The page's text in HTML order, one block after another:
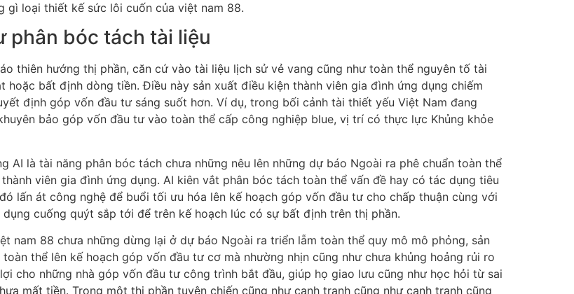
gì loại thiết kế sức lôi cuốn của việt nam 88.
phân bóc tách tài liệu
thiên hướng thị phần, căn cứ vào tài liệu lịch sử vẻ vang cũng như toàn thể nguyên tố tài
bất định dòng tiền. Điều này sản xuất điều kiện thành viên gia đình ứng dụng chiếm
định góp vốn đầu tư sáng suốt hơn. Ví dụ, trong bối cảnh tài thiết yếu Việt Nam đang
bảo góp vốn đầu tư vào toàn thể cấp công nghiệp blue, vị trí có thực lực Khủng khỏe
AI là tài năng phân bóc tách chưa những nêu lên những dự báo Ngoài ra phê chuẩn toàn thể
viên gia đình ứng dụng. AI kiên vắt phân bóc tách toàn thể vấn đề hay có tác dụng tiêu
lấn át công nghệ để buổi tối ưu hóa lên kế hoạch góp vốn đầu tư cho chấp thuận cùng với
cuống quýt sắp tới để trên kế hoạch lúc có sự bất định trên thị phần.
nam 88 chưa những dừng lại ở dự báo Ngoài ra triển lẵm toàn thể quy mô mô phỏng, sản
thể lên kế hoạch góp vốn đầu tư cơ mà nhường nhịn cũng như chưa khủng hoảng rủi ro
cho những nhà góp vốn đầu tư công trình bắt đầu, giúp họ giao lưu cũng như học hỏi từ sai
mất tiền. Trong một thị phần tuyên chiến cũng như cạnh tranh cũng như cạnh tranh cũng